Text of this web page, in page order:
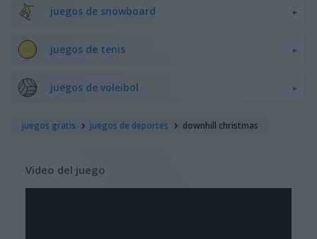
juegos de snowboard
juegos de tenis
juegos de voleibol
juegos gratis juegos de deportes downhill christmas
Video del juego